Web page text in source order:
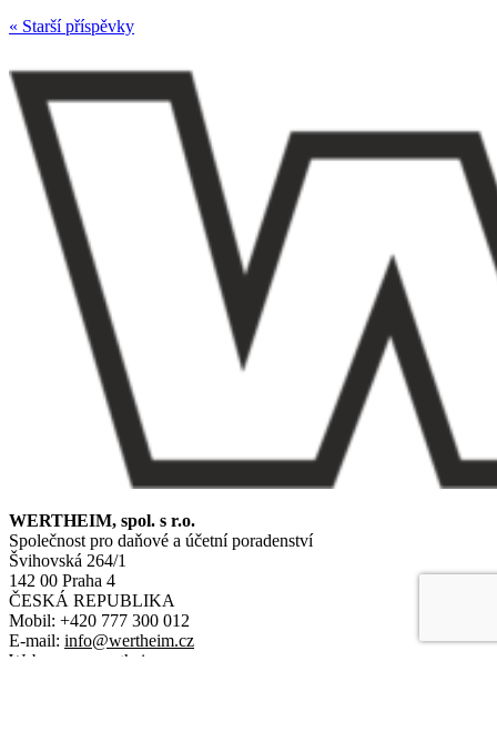
« Starší příspěvky
WERTHEIM, spol. s r.o.
Společnost pro daňové a účetní poradenství
Švihovská 264/1
142 00 Praha 4
ČESKÁ REPUBLIKA
Mobil: +420 777 300 012
E-mail: info@wertheim.cz
Web:
www.wertheim.cz